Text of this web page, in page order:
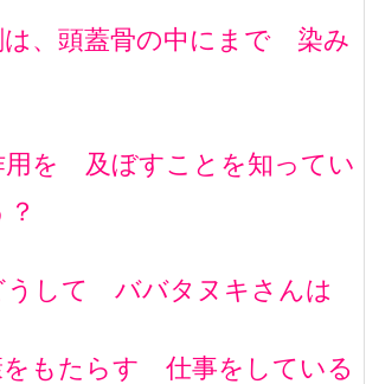
は、頭蓋骨の中にまで 染み
用を 及ぼすことを知ってい
して ババタヌキさんは
をもたらす 仕事をしている